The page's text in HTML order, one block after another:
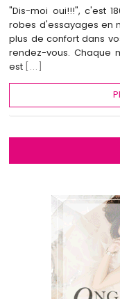
"Dis-moi oui!!!", c'est
robes d'essayages en
plus de confort dans
rendez-vous. Chaque
est [...]